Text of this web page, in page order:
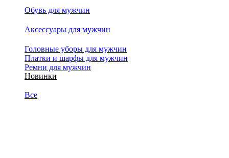
Обувь для мужчин
Аксессуары для мужчин
Головные уборы для мужчин
Платки и шарфы для мужчин
Ремни для мужчин
Новинки
Все